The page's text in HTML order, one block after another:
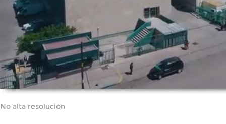
No alta resolución